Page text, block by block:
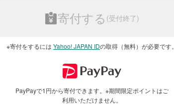
寄付する
※寄付をするには Yahoo! JAPAN IDの取得（無料）が必要です。
PayPayで1円から寄付できます。※期間限定ポイントはご
利用いただけません。